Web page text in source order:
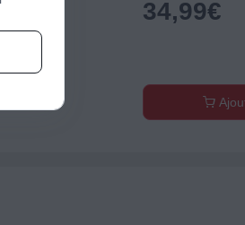
34,99€